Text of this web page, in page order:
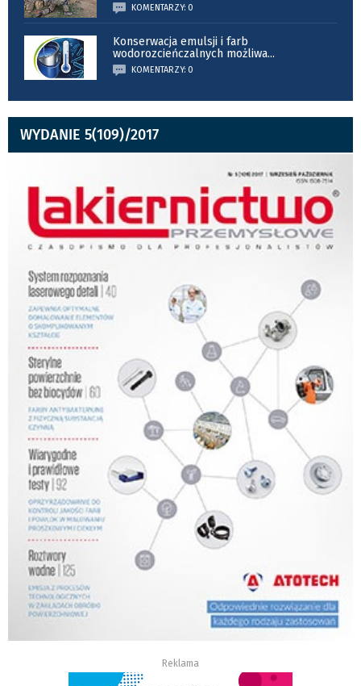
KOMENTARZY: 0
Konserwacja emulsji i farb
wodorozcieńczalnych możliwa...
KOMENTARZY: 0
WYDANIE 5(109)/2017
Reklama